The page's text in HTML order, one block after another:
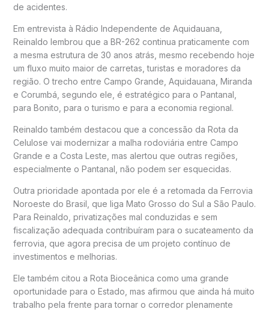
de acidentes.
Em entrevista à Rádio Independente de Aquidauana,
Reinaldo lembrou que a BR-262 continua praticamente com
a mesma estrutura de 30 anos atrás, mesmo recebendo hoje
um fluxo muito maior de carretas, turistas e moradores da
região. O trecho entre Campo Grande, Aquidauana, Miranda
e Corumbá, segundo ele, é estratégico para o Pantanal,
para Bonito, para o turismo e para a economia regional.
Reinaldo também destacou que a concessão da Rota da
Celulose vai modernizar a malha rodoviária entre Campo
Grande e a Costa Leste, mas alertou que outras regiões,
especialmente o Pantanal, não podem ser esquecidas.
Outra prioridade apontada por ele é a retomada da Ferrovia
Noroeste do Brasil, que liga Mato Grosso do Sul a São Paulo.
Para Reinaldo, privatizações mal conduzidas e sem
fiscalização adequada contribuíram para o sucateamento da
ferrovia, que agora precisa de um projeto contínuo de
investimentos e melhorias.
Ele também citou a Rota Bioceânica como uma grande
oportunidade para o Estado, mas afirmou que ainda há muito
trabalho pela frente para tornar o corredor plenamente